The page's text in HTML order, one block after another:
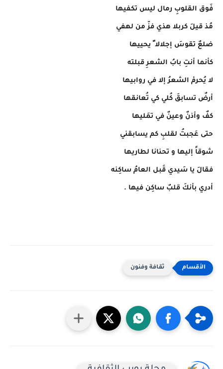
فَوق القلوبِ رمال ليس تكفيها
مُذ قيلَ كربلا هذي فزّ من لهفي
ضلعٌ تقوسَ إجلالا ً يحييها
كأنما أنتِ بابُ الشعرِ قبلته
لا يُحرمْ الشعرُ إلا في روابيها
أرضٌ تسابقَ كُلي كي تُعانقها
كفٌ وأذنٌ وعينٌ في تمَليها
حتى عَجبتُ لقلبِ كم يسابقني
شوقاً إليها و تحنانا لطاريها
فقالَ يا سَيدي قَبل العامُ ساكِنه
أدري بأنكَ قلبٌ ساكِن فيها .
ثقافة وفنون